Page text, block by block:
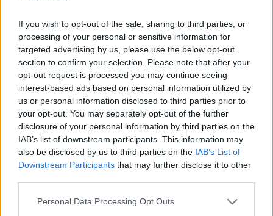
If you wish to opt-out of the sale, sharing to third parties, or
processing of your personal or sensitive information for
targeted advertising by us, please use the below opt-out
section to confirm your selection. Please note that after your
opt-out request is processed you may continue seeing
interest-based ads based on personal information utilized by
us or personal information disclosed to third parties prior to
your opt-out. You may separately opt-out of the further
disclosure of your personal information by third parties on the
IAB’s list of downstream participants. This information may
also be disclosed by us to third parties on the IAB’s List of
Downstream Participants that may further disclose it to other
Please note that this website/app uses one or more Google
Personal Data Processing Opt Outs